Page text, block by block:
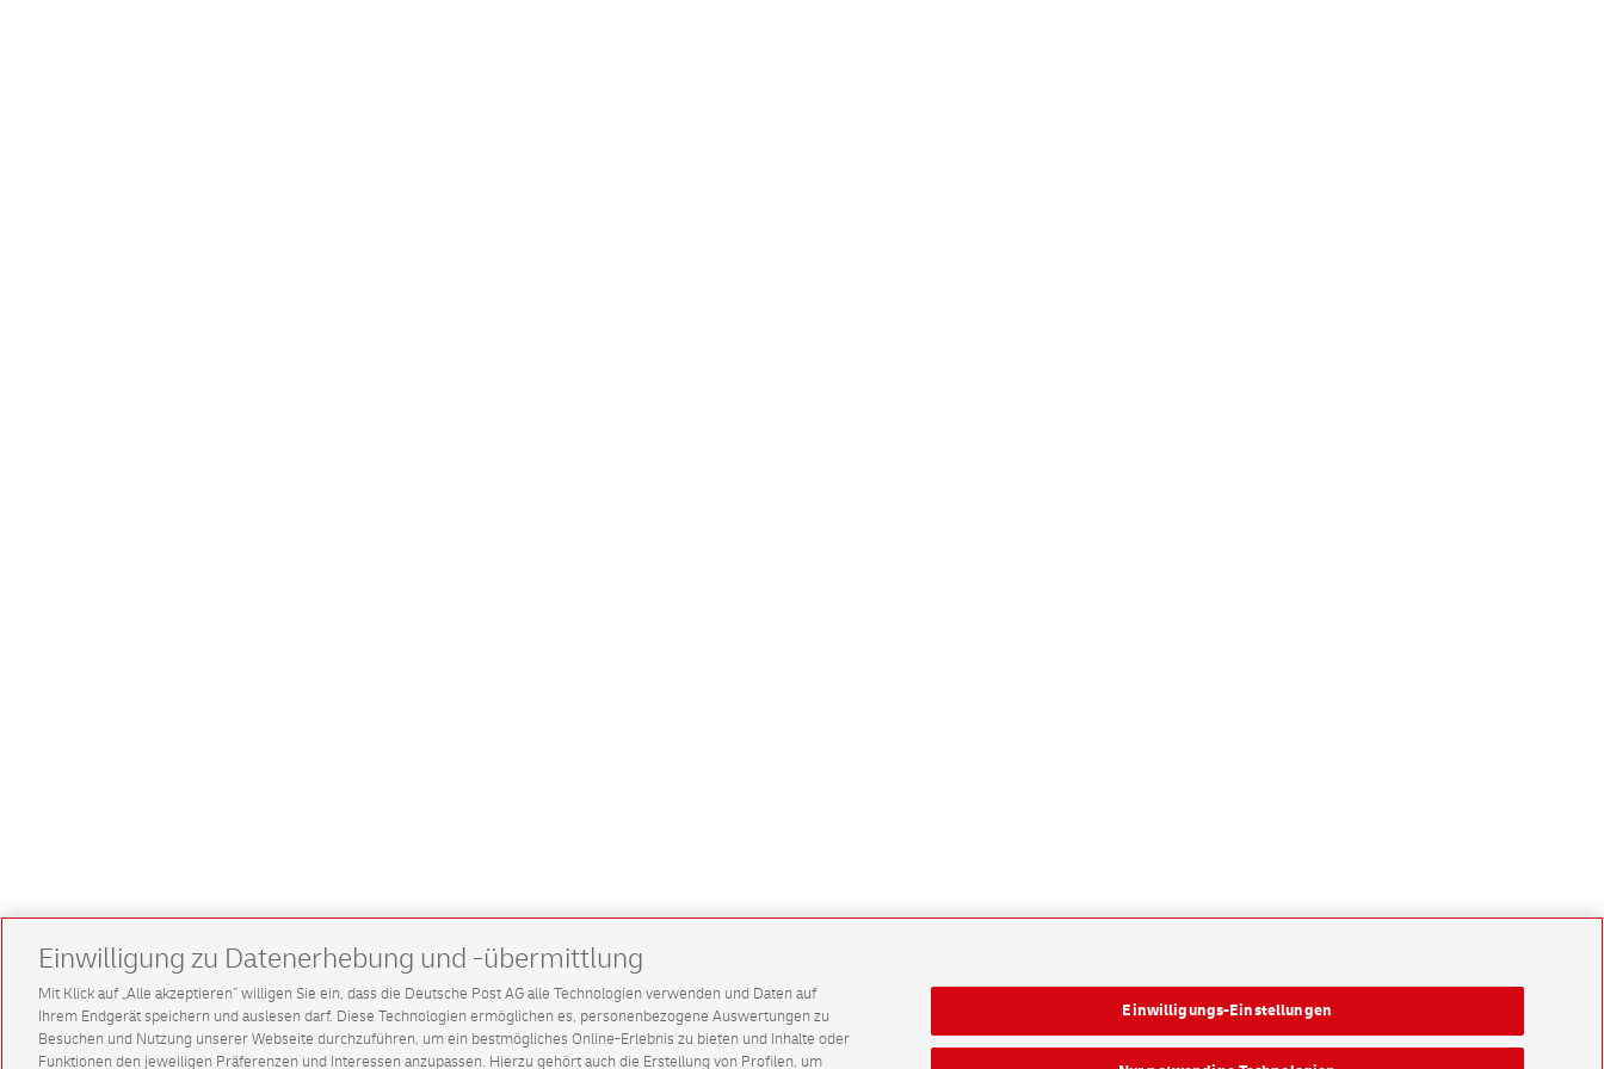
Einwilligung zu Datenerhebung und -übermittlung
Mit Klick auf „Alle akzeptieren” willigen Sie ein, dass die Deutsche Post AG alle Technologien verwenden und Daten auf
Ihrem Endgerät speichern und auslesen darf. Diese Technologien ermöglichen es, personenbezogene Auswertungen zu
Besuchen und Nutzung unserer Webseite durchzuführen, um ein bestmögliches Online-Erlebnis zu bieten und Inhalte oder
Funktionen den jeweiligen Präferenzen und Interessen anzupassen. Hierzu gehört auch die Erstellung von Profilen, um
Einwilligungs-Einstellungen